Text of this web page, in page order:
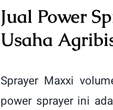
Jual Power
Usaha
Sprayer Maxxi
power sprayer ini